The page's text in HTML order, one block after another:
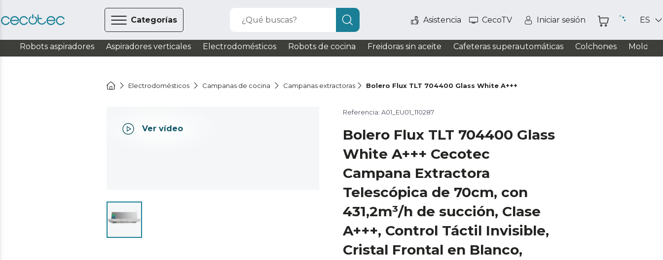
Categorías ¿Qué buscas? Asistencia CecoTV Iniciar sesión ES
Robots aspiradores Aspiradores verticales Electrodomésticos Robots de cocina Freidoras sin aceite Cafeteras superautomáticas Colchones
Electrodomésticos Campanas de cocina Campanas extractoras Bolero Flux TLT 704400 Glass White A+++
Ver vídeo
Referencia: A01_EU01_110287
Bolero Flux TLT 704400 Glass
White A+++ Cecotec
Campana Extractora
Telescópica de 70cm, con
431,2m³/h de succión, Clase
A+++, Control Táctil Invisible,
Cristal Frontal en Blanco,